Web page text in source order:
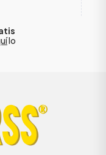
lo